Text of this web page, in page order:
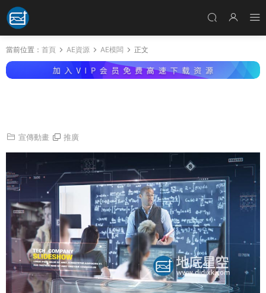
當前位置： 首頁 AE資源 AE模闆 正文
宣傳動畫 推廣